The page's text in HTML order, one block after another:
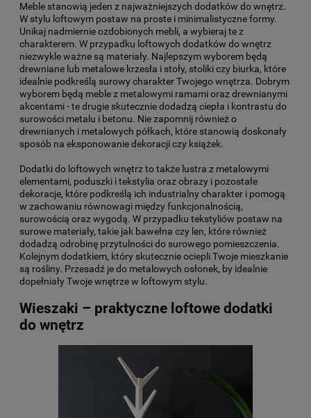
Meble stanowią jeden z najważniejszych dodatków do wnętrz.
W stylu loftowym postaw na proste i minimalistyczne formy.
Unikaj nadmiernie ozdobionych mebli, a wybieraj te z
charakterem. W przypadku loftowych dodatków do wnętrz
niezwykle ważne są materiały. Najlepszym wyborem będą
drewniane lub metalowe krzesła i stoły, stoliki czy biurka, które
idealnie podkreślą surowy charakter Twojego wnętrza. Dobrym
wyborem będą meble z metalowymi ramami oraz drewnianymi
akcentami - te drugie skutecznie dodadzą ciepła i kontrastu do
surowości metalu i betonu. Nie zapomnij również o
drewnianych i metalowych półkach, które stanowią doskonały
sposób na eksponowanie dekoracji czy książek.
Dodatki do loftowych wnętrzto także lustra z metalowymi
elementami, poduszki i tekstylia oraz obrazy i pozostałe
dekoracje, które podkreślą ich industrialny charakter i pomogą
w zachowaniu równowagi między funkcjonalnością,
surowością oraz wygodą. W przypadku tekstyliów postaw na
surowe materiały, takie jak bawełna czy len, które również
dodadzą odrobinę przytulności do surowego pomieszczenia.
Kolejnym dodatkiem, który skutecznie ociepli Twoje mieszkanie
są rośliny. Przesadź je do metalowych osłonek, by idealnie
dopełniały Twoje wnętrze w loftowym stylu.
Wieszaki – praktyczne loftowe dodatki
do wnętrz